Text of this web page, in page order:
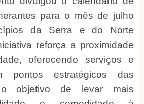
para o mês de julho
da Serra e do Norte
reforça a proximidade
oferecendo serviços e
pontos estratégicos das
objetivo de levar mais